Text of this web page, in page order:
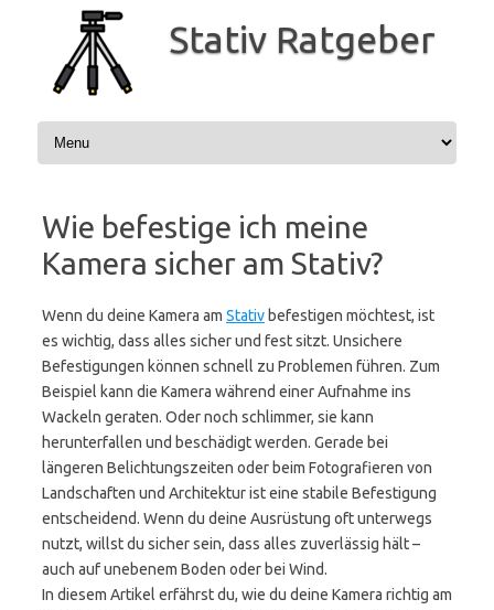
springen
Stativ Ratgeber
Wie befestige ich meine
Kamera sicher am Stativ?
Wenn du deine Kamera am Stativ befestigen möchtest, ist
es wichtig, dass alles sicher und fest sitzt. Unsichere
Befestigungen können schnell zu Problemen führen. Zum
Beispiel kann die Kamera während einer Aufnahme ins
Wackeln geraten. Oder noch schlimmer, sie kann
herunterfallen und beschädigt werden. Gerade bei
längeren Belichtungszeiten oder beim Fotografieren von
Landschaften und Architektur ist eine stabile Befestigung
entscheidend. Wenn du deine Ausrüstung oft unterwegs
nutzt, willst du sicher sein, dass alles zuverlässig hält –
auch auf unebenem Boden oder bei Wind.
In diesem Artikel erfährst du, wie du deine Kamera richtig am